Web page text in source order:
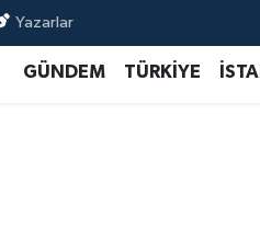
Yazarlar
GÜNDEM TÜRKİYE